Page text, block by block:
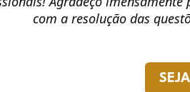
com a resolução das